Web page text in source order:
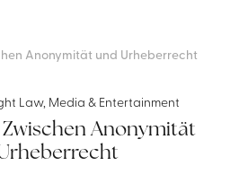
Anonymität
Law, Media & Entertainment